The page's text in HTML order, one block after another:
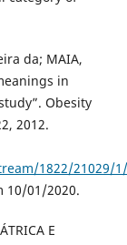
da; MAIA,
in
Obesity
2012.
1822/21029/
10/01/2020.
E